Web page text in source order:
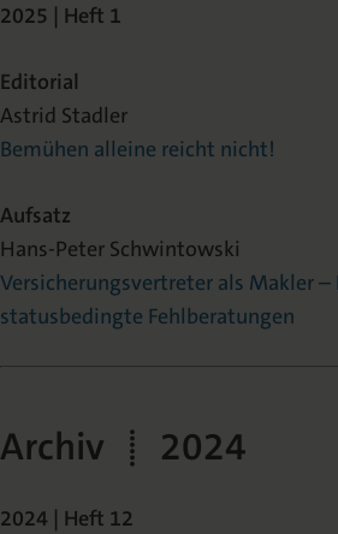
2025 | Heft 1
Editorial
Astrid Stadler
Bemühen alleine reicht nicht!
Aufsatz
Hans-Peter Schwintowski
Versicherungsvertreter als Makler
statusbedingte Fehlberatungen
Archiv | 2024
2024 | Heft 12